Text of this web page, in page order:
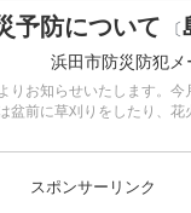
予防について 〔
浜田市防災防犯メ
りお知らせいたします。
盆前に草刈りをしたり、
スポンサーリンク